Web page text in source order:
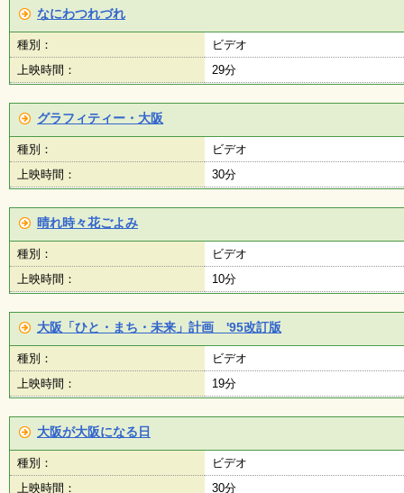
募
集
（
ラ
ン
テ
ィ
ア
・
作
品
なにわつれづれ
種別：
ビデオ
上映時間：
29分
グラフィティー・大阪
種別：
ビデオ
上映時間：
30分
晴れ時々花ごよみ
種別：
ビデオ
上映時間：
10分
大阪「ひと・まち・未来」計画 '95改訂版
種別：
ビデオ
上映時間：
19分
大阪が大阪になる日
種別：
ビデオ
上映時間：
30分